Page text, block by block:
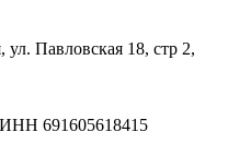
ул. Павловская 18, стр 2,
691605618415